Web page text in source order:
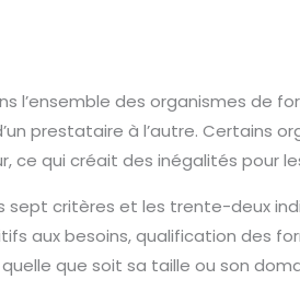
l’ensemble des organismes de
prestataire à l’autre. Certains
ce qui créait des inégalités pour
sept critères et les trente-deux
aux besoins, qualification des
que soit sa taille ou son